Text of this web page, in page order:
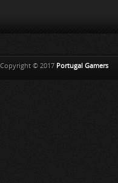
Copyright © 2017 Portugal Gamers